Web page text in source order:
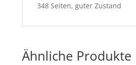
348 Seiten, guter Zustand
Ähnliche Produkte